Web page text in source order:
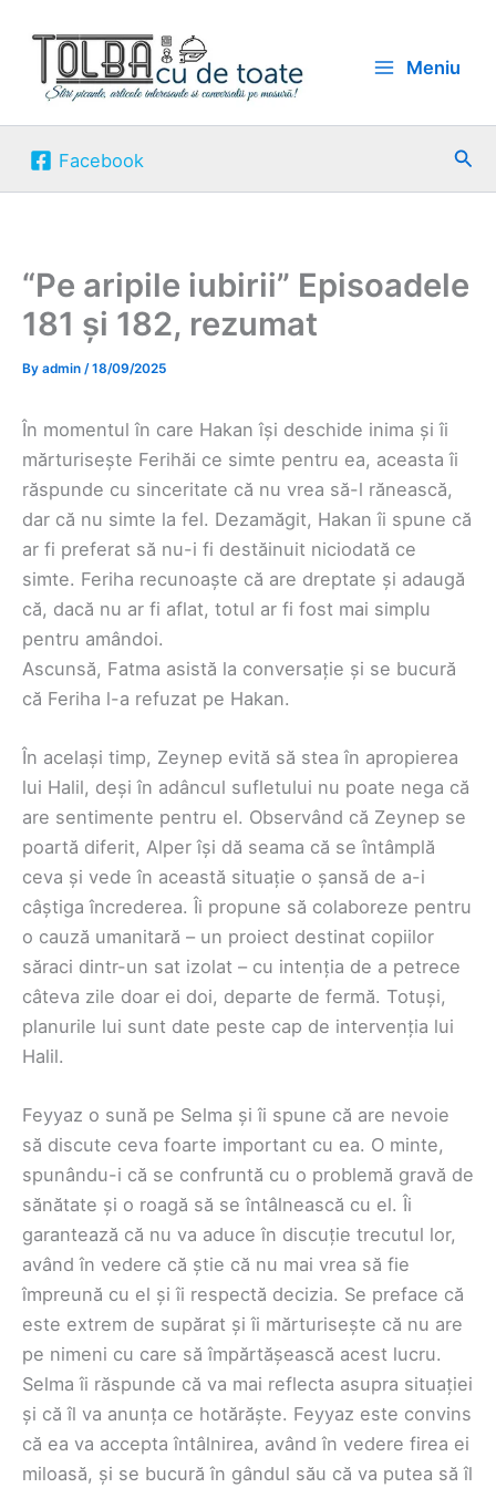
content
Meniu
Facebook
“Pe aripile iubirii” Episoadele
181 și 182, rezumat
By admin /18/09/2025
În momentul în care Hakan își deschide inima și îi
mărturisește Ferihăi ce simte pentru ea, aceasta îi
răspunde cu sinceritate că nu vrea să-l rănească,
dar că nu simte la fel. Dezamăgit, Hakan îi spune că
ar fi preferat să nu-i fi destăinuit niciodată ce
simte. Feriha recunoaște că are dreptate și adaugă
că, dacă nu ar fi aflat, totul ar fi fost mai simplu
pentru amândoi.
Ascunsă, Fatma asistă la conversație și se bucură
că Feriha l-a refuzat pe Hakan.
În același timp, Zeynep evită să stea în apropierea
lui Halil, deși în adâncul sufletului nu poate nega că
are sentimente pentru el. Observând că Zeynep se
poartă diferit, Alper își dă seama că se întâmplă
ceva și vede în această situație o șansă de a-i
câștiga încrederea. Îi propune să colaboreze pentru
o cauză umanitară – un proiect destinat copiilor
săraci dintr-un sat izolat – cu intenția de a petrece
câteva zile doar ei doi, departe de fermă. Totuși,
planurile lui sunt date peste cap de intervenția lui
Halil.
Feyyaz o sună pe Selma și îi spune că are nevoie
să discute ceva foarte important cu ea. O minte,
spunându-i că se confruntă cu o problemă gravă de
sănătate și o roagă să se întâlnească cu el. Îi
garantează că nu va aduce în discuție trecutul lor,
având în vedere că știe că nu mai vrea să fie
împreună cu el și îi respectă decizia. Se preface că
este extrem de supărat și îi mărturisește că nu are
pe nimeni cu care să împărtășească acest lucru.
Selma îi răspunde că va mai reflecta asupra situației
și că îl va anunța ce hotărăște. Feyyaz este convins
că ea va accepta întâlnirea, având în vedere firea ei
miloasă, și se bucură în gândul său că va putea să îl